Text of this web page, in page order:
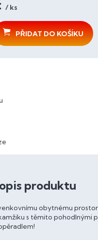
/ ks
PŘIDAT DO KOŠÍKU
produktu
obytnému
s těmito pohodlnými